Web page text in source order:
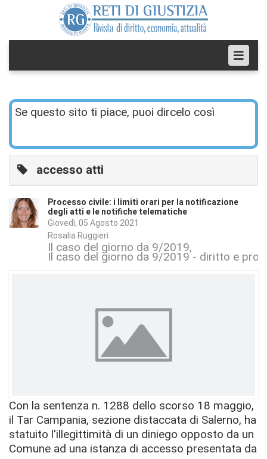
Se questo sito ti piace, puoi dircelo così
accesso atti
Processo civile: i limiti orari per la notificazione
degli atti e le notifiche telematiche
Giovedì, 05 Agosto 2021
Rosalia Ruggieri
Il caso del giorno da 9/2019
Il caso del giorno da 9/2019 - diritto e
Con la sentenza n. 1288 dello scorso 18 maggio,
il Tar Campania, sezione distaccata di Salerno, ha
statuito l'illegittimità di un diniego opposto da un
Comune ad una istanza di accesso presentata da